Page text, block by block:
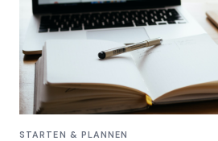
STARTEN & PLANNEN